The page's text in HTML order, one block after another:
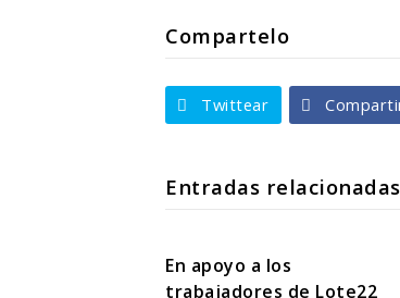
Compartelo
Twittear
Entradas relacionadas
En apoyo a los
trabajadores de Lote22